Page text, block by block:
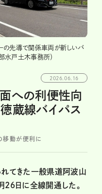
の先導で関係車両が新しいバ
水戸土木事務所）
2026.06.16
面への利便性向
蔵線バイパス
移動が便利に
てきた一般県道阿波山
日に全線開通した。